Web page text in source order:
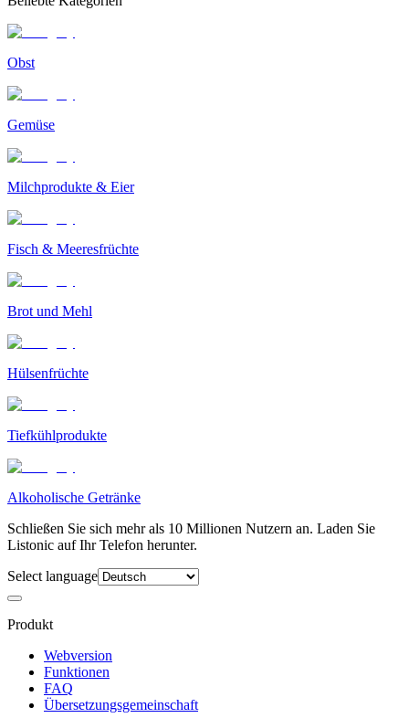
Obst
Gemüse
Milchprodukte & Eier
Fisch & Meeresfrüchte
Brot und Mehl
Hülsenfrüchte
Tiefkühlprodukte
Alkoholische Getränke
Schließen Sie sich mehr als 10 Millionen Nutzern an. Laden Sie
Listonic auf Ihr Telefon herunter.
Select language
Produkt
Webversion
Funktionen
FAQ
Übersetzungsgemeinschaft